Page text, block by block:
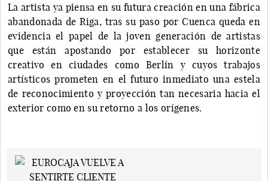
La artista ya piensa en su futura creación en una fábrica
abandonada de Riga, tras su paso por Cuenca queda en
evidencia el papel de la joven generación de artistas
que están apostando por establecer su horizonte
creativo en ciudades como Berlín y cuyos trabajos
artísticos prometen en el futuro inmediato una estela
de reconocimiento y proyección tan necesaria hacia el
exterior como en su retorno a los orígenes.